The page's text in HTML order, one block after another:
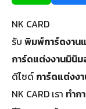
NK CARD
รับ พิมพ์การ์ดงาน
การ์ดแต่งงานมินิม
ดีไซด์ การ์ดแต่งง
NK CARD เรา ทำก